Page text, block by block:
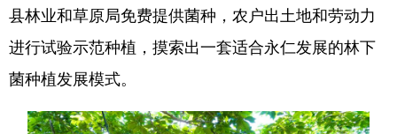
县林业和草原局免费提供菌种，农户出土地和劳动力
进行试验示范种植，摸索出一套适合永仁发展的林下
菌种植发展模式。